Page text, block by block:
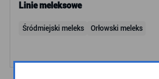
Linie meleksowe
Śródmiejski meleks Orłowski meleks